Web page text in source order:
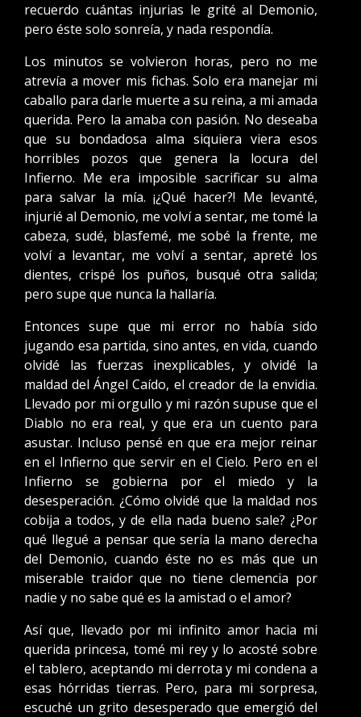
recuerdo cuántas injurias le grité al Demonio,
pero éste solo sonreía, y nada respondía.
Los minutos se volvieron horas, pero no me
atrevía a mover mis fichas. Solo era manejar mi
caballo para darle muerte a su reina, a mi amada
querida. Pero la amaba con pasión. No deseaba
que su bondadosa alma siquiera viera esos
horribles pozos que genera la locura del
Infierno. Me era imposible sacrificar su alma
para salvar la mía. ¡¿Qué hacer?! Me levanté,
injurié al Demonio, me volví a sentar, me tomé la
cabeza, sudé, blasfemé, me sobé la frente, me
volví a levantar, me volví a sentar, apreté los
dientes, crispé los puños, busqué otra salida;
pero supe que nunca la hallaría.
Entonces supe que mi error no había sido
jugando esa partida, sino antes, en vida, cuando
olvidé las fuerzas inexplicables, y olvidé la
maldad del Ángel Caído, el creador de la envidia.
Llevado por mi orgullo y mi razón supuse que el
Diablo no era real, y que era un cuento para
asustar. Incluso pensé en que era mejor reinar
en el Infierno que servir en el Cielo. Pero en el
Infierno se gobierna por el miedo y la
desesperación. ¿Cómo olvidé que la maldad nos
cobija a todos, y de ella nada bueno sale? ¿Por
qué llegué a pensar que sería la mano derecha
del Demonio, cuando éste no es más que un
miserable traidor que no tiene clemencia por
nadie y no sabe qué es la amistad o el amor?
Así que, llevado por mi infinito amor hacia mi
querida princesa, tomé mi rey y lo acosté sobre
el tablero, aceptando mi derrota y mi condena a
esas hórridas tierras. Pero, para mi sorpresa,
escuché un grito desesperado que emergió del